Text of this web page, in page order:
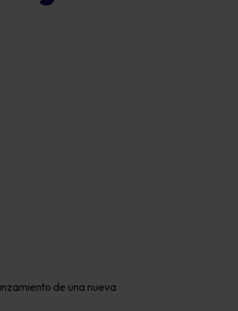
que refuerzan el
seguro cada día.
de una nueva